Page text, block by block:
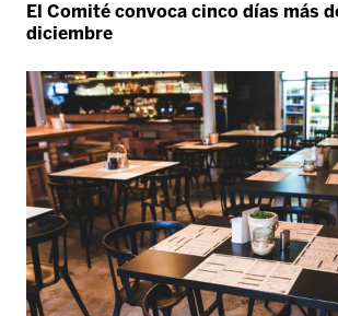
El Comité convoca cinco días más
diciembre